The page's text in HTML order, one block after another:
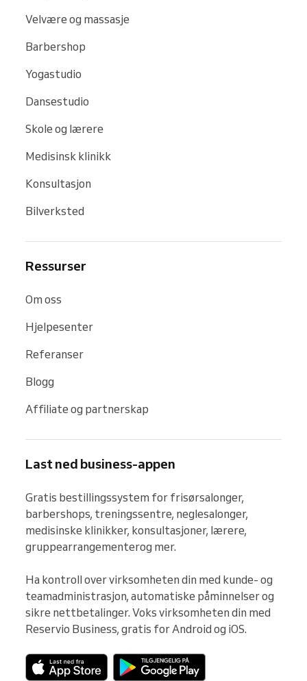
Velvære og massasje
Barbershop
Yogastudio
Dansestudio
Skole og lærere
Medisinsk klinikk
Konsultasjon
Bilverksted
Ressurser
Om oss
Hjelpesenter
Referanser
Blogg
Affiliate og partnerskap
Last ned business-appen
Gratis bestillingssystem for frisørsalonger,
barbershops, treningssentre, neglesalonger,
medisinske klinikker, konsultasjoner, lærere,
gruppearrangementerog mer.
Ha kontroll over virksomheten din med kunde- og
teamadministrasjon, automatiske påminnelser og
sikre nettbetalinger. Voks virksomheten din med
Reservio Business, gratis for Android og iOS.